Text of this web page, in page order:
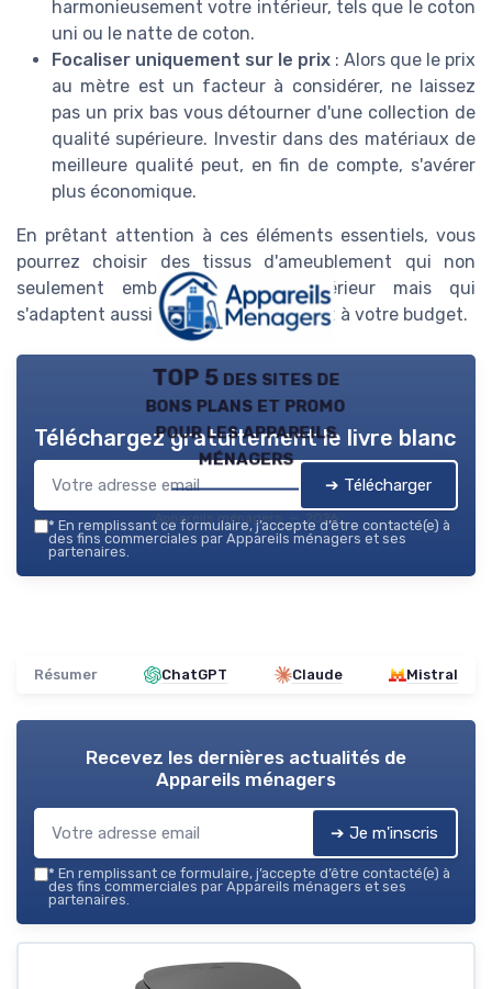
harmonieusement votre intérieur, tels que le coton
uni ou le natte de coton.
Focaliser uniquement sur le prix : Alors que le prix
au mètre est un facteur à considérer, ne laissez
pas un prix bas vous détourner d'une collection de
qualité supérieure. Investir dans des matériaux de
meilleure qualité peut, en fin de compte, s'avérer
plus économique.
En prêtant attention à ces éléments essentiels, vous
pourrez choisir des tissus d'ameublement qui non
seulement embellissent votre intérieur mais qui
s'adaptent aussi à votre style de vie et à votre budget.
TOP 5 des sites de
bons plans et promo
pour les appareils
ménagers
Appareils ménagers — 2026
Téléchargez gratuitement le livre blanc
➔ Télécharger
* En remplissant ce formulaire, j’accepte d’être contacté(e) à
des fins commerciales par Appareils ménagers et ses
partenaires.
Résumer ChatGPT Claude Mistral
Recevez les dernières actualités de
Appareils ménagers
➔ Je m'inscris
* En remplissant ce formulaire, j’accepte d’être contacté(e) à
des fins commerciales par Appareils ménagers et ses
partenaires.